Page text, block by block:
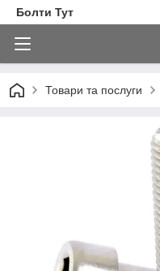
Болти Тут
Товари та послуги